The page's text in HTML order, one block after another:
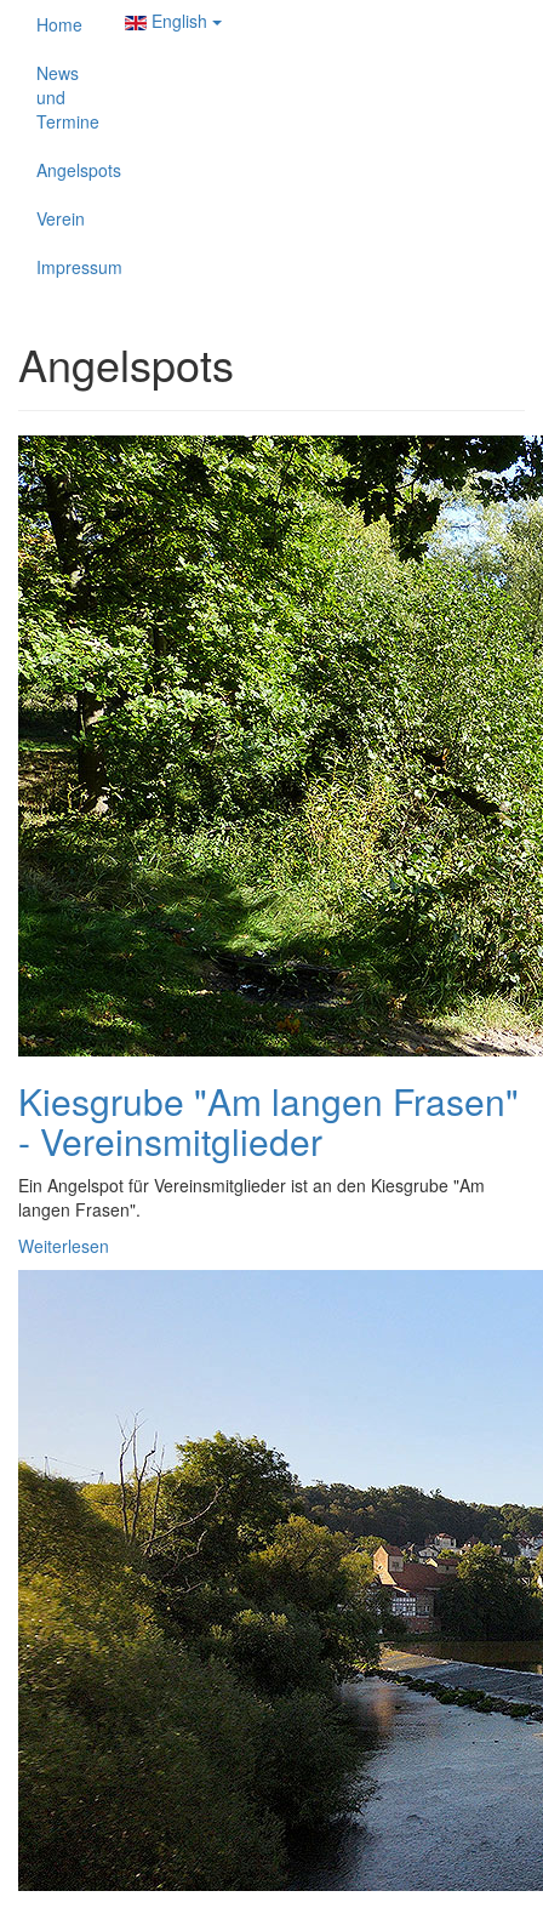
Home
News
und
Termine
Angelspots
Verein
Impressum
English
Angelspots
Kiesgrube "Am langen Frasen"
- Vereinsmitglieder
Ein Angelspot für Vereinsmitglieder ist an den Kiesgrube "Am
langen Frasen".
Weiterlesen